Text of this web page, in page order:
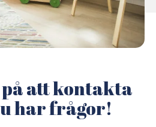
att kontakta
har frågor!